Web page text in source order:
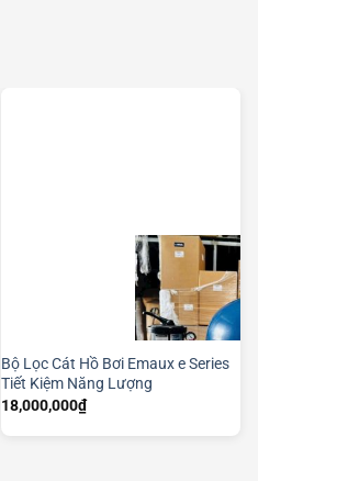
Bộ Lọc Cát Hồ Bơi Emaux e Series
Tiết Kiệm Năng Lượng
18,000,000₫